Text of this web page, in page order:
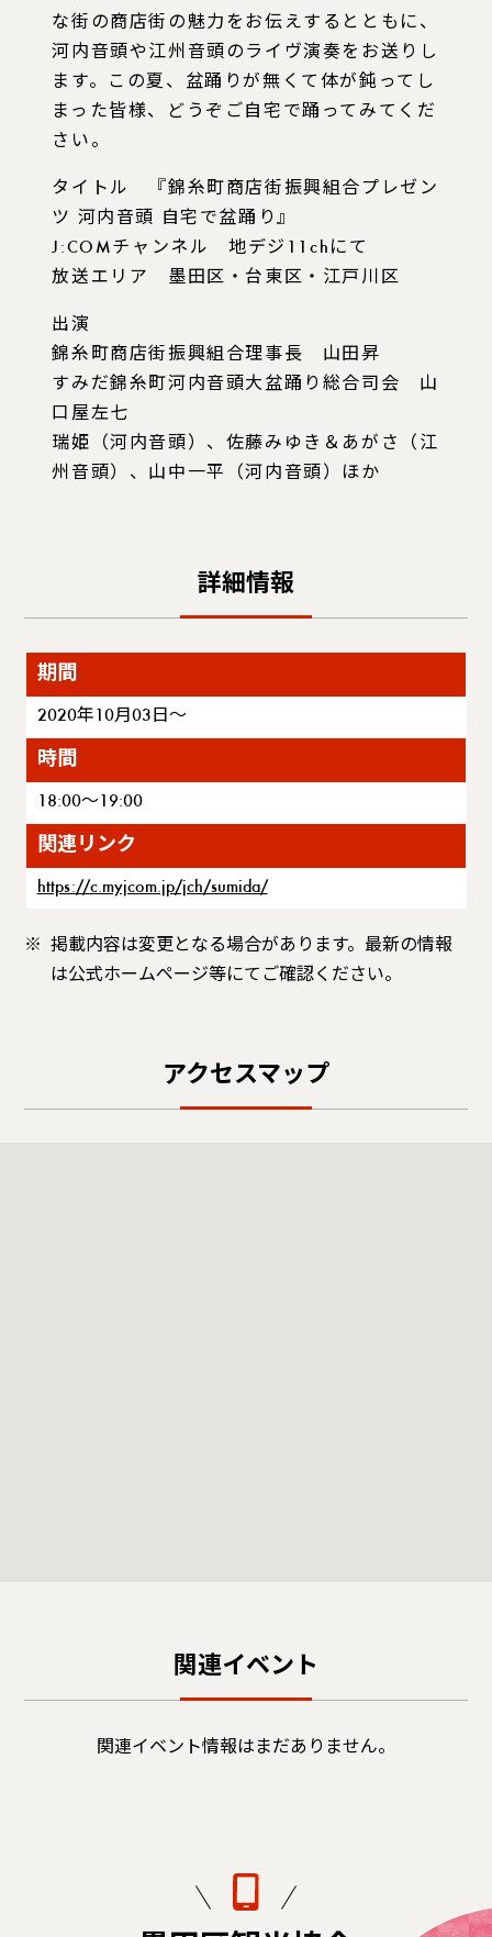
な街の商店街の魅力をお伝えするとともに、
河内音頭や江州音頭のライヴ演奏をお送りし
ます。この夏、盆踊りが無くて体が鈍ってし
まった皆様、どうぞご自宅で踊ってみてくだ
さい。
タイトル 『錦糸町商店街振興組合プレゼン
ツ 河内音頭 自宅で盆踊り』
J:COMチャンネル 地デジ11chにて
放送エリア 墨田区・台東区・江戸川区
出演
錦糸町商店街振興組合理事長 山田昇
すみだ錦糸町河内音頭大盆踊り総合司会 山
口屋左七
瑞姫（河内音頭）、佐藤みゆき＆あがさ（江
州音頭）、山中一平（河内音頭）ほか
詳細情報
期間
2020年10月03日～
時間
18:00～19:00
関連リンク
https://c.myjcom.jp/jch/sumida/
掲載内容は変更となる場合があります。最新の情報
は公式ホームページ等にてご確認ください。
アクセスマップ
関連イベント
関連イベント情報はまだありません。